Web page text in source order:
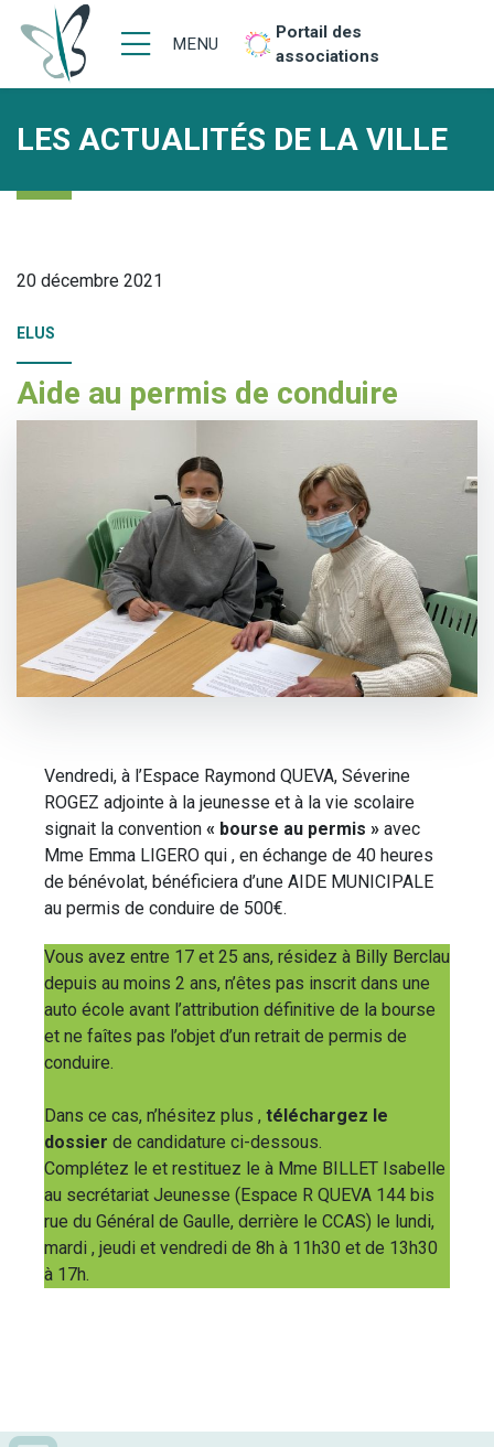
MENU
Portail des
associations
LES ACTUALITÉS DE LA VILLE
20 décembre 2021
ELUS
Aide au permis de conduire
Vendredi, à l’Espace Raymond QUEVA, Séverine
ROGEZ adjointe à la jeunesse et à la vie scolaire
signait la convention « bourse au permis » avec
Mme Emma LIGERO qui , en échange de 40 heures
de bénévolat, bénéficiera d’une AIDE MUNICIPALE
au permis de conduire de 500€.
Vous avez entre 17 et 25 ans, résidez à Billy Berclau
depuis au moins 2 ans, n’êtes pas inscrit dans une
auto école avant l’attribution définitive de la bourse
et ne faîtes pas l’objet d’un retrait de permis de
conduire.
Dans ce cas, n’hésitez plus , téléchargez le
dossier de candidature ci-dessous.
Complétez le et restituez le à Mme BILLET Isabelle
au secrétariat Jeunesse (Espace R QUEVA 144 bis
rue du Général de Gaulle, derrière le CCAS) le lundi,
mardi , jeudi et vendredi de 8h à 11h30 et de 13h30
à 17h.